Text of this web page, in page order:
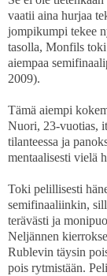
vaatii aina hurjaa
jompikumpi tekee
tasolla, Monfils toki
aiempaa
2009).
Tämä aiempi
Nuori, 23-vuotias,
tilanteessa ja
mentaalisesti vielä
Toki pelillisesti
semifinaaliinkin,
terävästi ja
Neljännen
Rublevin täysin
pois rytmistään.